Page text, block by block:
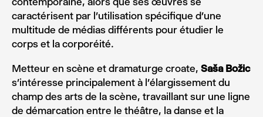
caractérisent par l’utilisation spécifique d’une
multitude de médias différents pour étudier le
corps et la corporéité.
Metteur en scène et dramaturge croate, Saša Božic
s’intéresse principalement à l’élargissement du
champ des arts de la scène, travaillant sur une ligne
de démarcation entre le théâtre, la danse et la